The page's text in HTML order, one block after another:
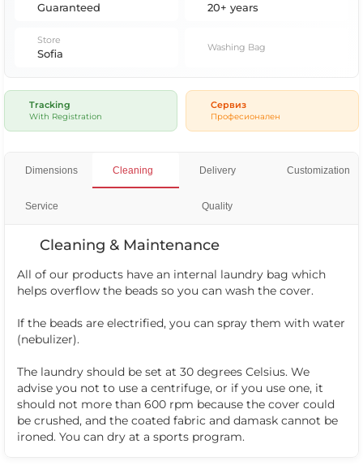
Guaranteed 20+ years
Store
Sofia Washing Bag
Tracking
With Registration
Сервиз
Професионален
Dimensions Cleaning Delivery Customization
Service Quality
Cleaning & Maintenance
All of our products have an internal laundry bag which
helps overflow the beads so you can wash the cover.
If the beads are electrified, you can spray them with water
(nebulizer).
The laundry should be set at 30 degrees Celsius. We
advise you not to use a centrifuge, or if you use one, it
should not more than 600 rpm because the cover could
be crushed, and the coated fabric and damask cannot be
ironed. You can dry at a sports program.